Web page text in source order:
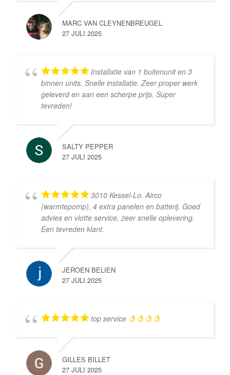
MARC VAN CLEYNENBREUGEL
27 JULI 2025
Installatie van 1 buitenunit en 3
binnen units. Snelle installatie. Zeer proper werk
geleverd en aan een scherpe prijs. Super
tevreden!
SALTY PEPPER
27 JULI 2025
3010 Kessel-Lo. Airco
(warmtepomp), 4 extra panelen en batterij. Goed
advies en vlotte service, zeer snelle oplevering.
Een tevreden klant.
JEROEN BELIEN
27 JULI 2025
top service
GILLES BILLET
27 JULI 2025